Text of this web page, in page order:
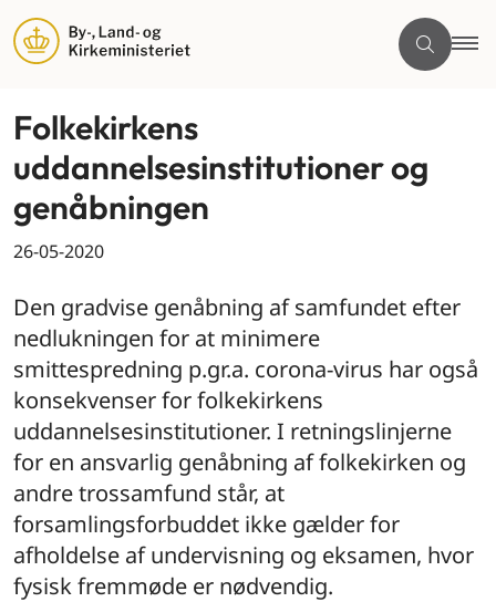
Folkekirkens
uddannelsesinstitutioner og
genåbningen
26-05-2020
Den gradvise genåbning af samfundet efter
nedlukningen for at minimere
smittespredning p.gr.a. corona-virus har også
konsekvenser for folkekirkens
uddannelsesinstitutioner. I retningslinjerne
for en ansvarlig genåbning af folkekirken og
andre trossamfund står, at
forsamlingsforbuddet ikke gælder for
afholdelse af undervisning og eksamen, hvor
fysisk fremmøde er nødvendig.